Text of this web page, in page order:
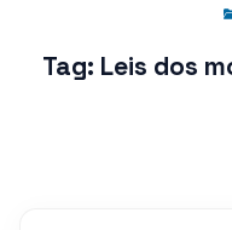
Tag: Leis dos